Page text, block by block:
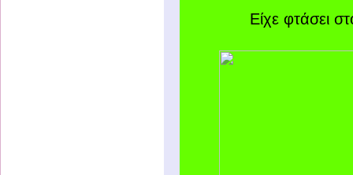
Είχε φτάσει